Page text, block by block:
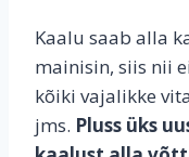
Kaalu saab alla
mainisin, siis nii
kõiki vajalikke
jms. Pluss üks